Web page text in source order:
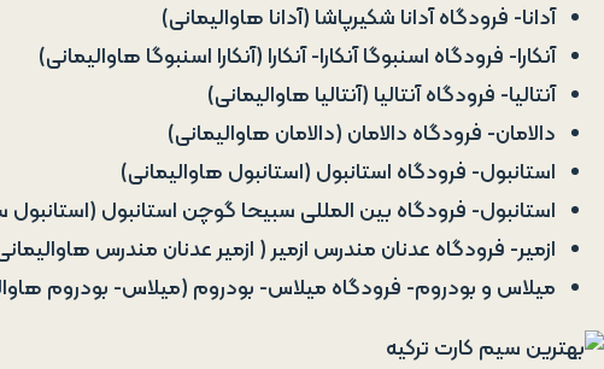
آدانا- فرودگاه آدانا شکیرپاشا (آدانا هاوالیمانی)
آنکارا- فرودگاه اسنبوگا آنکارا- آنکارا (آنکارا اسنبوگا هاوالیمانی)
آنتالیا- فرودگاه آنتالیا (آنتالیا هاوالیمانی)
دالامان- فرودگاه دالامان (دالامان هاوالیمانی)
استانبول- فرودگاه استانبول (استانبول هاوالیمانی)
استانبول- فرودگاه بین المللی سبیحا گوچن استانبول
ازمیر- فرودگاه عدنان مندرس ازمیر ( ازمیر عدنان مندرس
میلاس و بودروم- فرودگاه میلاس- بودروم (میلاس- بودروم